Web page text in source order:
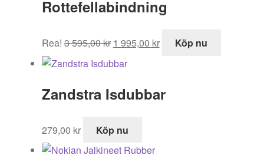
Rottefellabindning
Rea! 3 595,00kr
ursprungliga
priset
3
1 995,00 kr
nuvarande
1
Köp nu
Zandstra Isdubbar
279,00 kr Köp nu